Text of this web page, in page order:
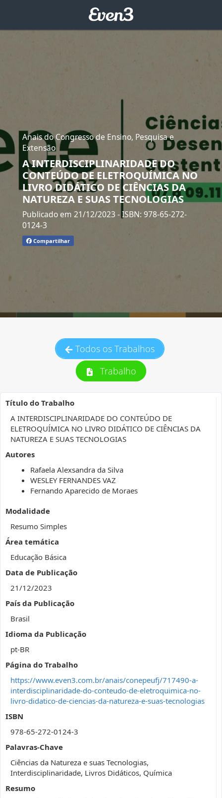
Anais do Congresso de Ensino, Pesquisa e
Extensão
A INTERDISCIPLINARIDADE DO
CONTEÚDO DE ELETROQUÍMICA NO
LIVRO DIDÁTICO DE CIÊNCIAS DA
NATUREZA E SUAS TECNOLOGIAS
Publicado em 21/12/2023 - ISBN: 978-65-272-
0124-3
Compartilhar
Todos os Trabalhos
Trabalho
Título do Trabalho
A INTERDISCIPLINARIDADE DO CONTEÚDO DE
ELETROQUÍMICA NO LIVRO DIDÁTICO DE CIÊNCIAS DA
NATUREZA E SUAS TECNOLOGIAS
Autores
Rafaela Alexsandra da Silva
WESLEY FERNANDES VAZ
Fernando Aparecido de Moraes
Modalidade
Resumo Simples
Área temática
Educação Básica
Data de Publicação
21/12/2023
País da Publicação
Brasil
Idioma da Publicação
pt-BR
Página do Trabalho
https://www.even3.com.br/anais/conepeufj/717490-a-
interdisciplinaridade-do-conteudo-de-eletroquimica-no-
livro-didatico-de-ciencias-da-natureza-e-suas-tecnologias
ISBN
978-65-272-0124-3
Palavras-Chave
Ciências da Natureza e suas Tecnologias,
Interdisciplinaridade, Livros Didáticos, Química
Resumo